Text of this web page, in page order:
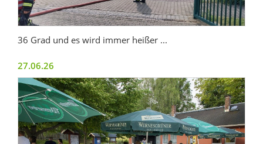
36 Grad und es wird immer heißer ...
27.06.26